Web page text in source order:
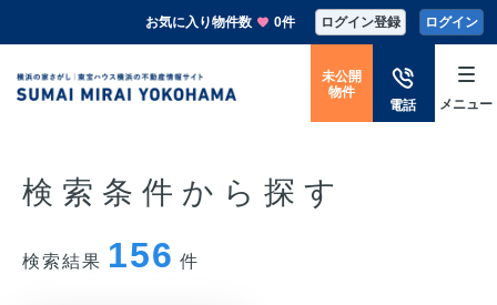
お気に入り物件数 0件 ログイン登録 ログイン
電話
未公開
物件
メニュー
検索条件から探す
検索結果 156 件